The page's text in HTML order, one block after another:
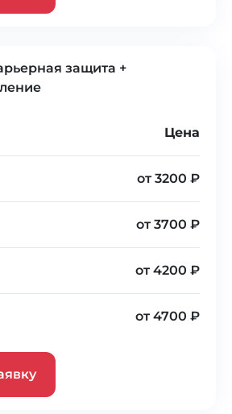
защита +
Цена
от 3200 ₽
от 3700 ₽
от 4200 ₽
от 4700 ₽